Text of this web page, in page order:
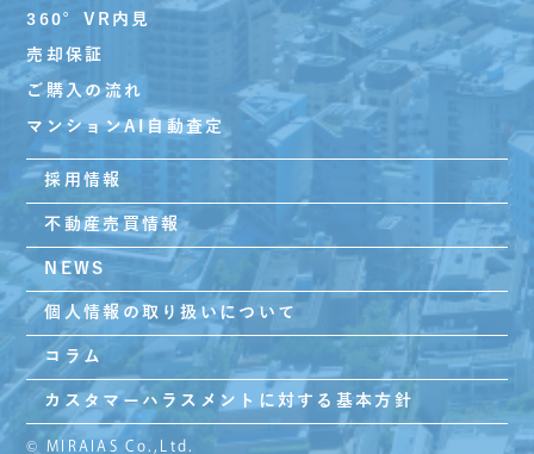
360°VR内見
売却保証
ご購入の流れ
マンションAI自動査定
採用情報
不動産売買情報
NEWS
個人情報の取り扱いについて
コラム
カスタマーハラスメントに対する基本方針
© MIRAIAS Co.,Ltd.